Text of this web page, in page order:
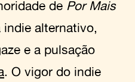
de Por Mais
alternativo,
e a pulsação
. O vigor do indie